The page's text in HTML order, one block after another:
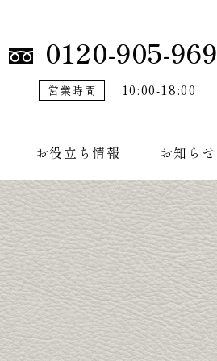
0120-905-969
営業時間 10:00-18:00
お役立ち情報 お知らせ